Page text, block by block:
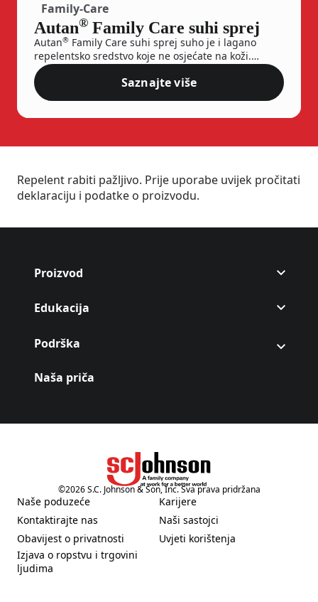
Family-Care
Autan® Family Care suhi sprej
Autan® Family Care suhi sprej suho je i lagano
repelentsko sredstvo koje ne osjećate na koži.
Zahvaljujući svojoj formuli stvara nepropusnu
zaštitu koja traje do 4 sata nakon nanošenja.
Istovremeno je učinkovit i nježan te time prikladan i
Autan® Family Care suhi
Saznajte više
Repelent rabiti pažljivo. Prije uporabe uvijek pročitati
deklaraciju i podatke o proizvodu.
Proizvod
Edukacija
Podrška
Naša priča
(Opens in a new tab)
©2026S.C. Johnson & Son, Inc. Sva prava pridržana
Naše poduzeće
(Opens in a new tab)
Kontaktirajte nas
(Opens in a new tab)
Obavijest o privatnosti
(Opens in a new tab)
Izjava o ropstvu i trgovini
ljudima
(Opens in a new tab)
Karijere
(Opens in a new tab)
Naši sastojci
(Opens in a new tab)
Uvjeti korištenja
(Opens in a new tab)